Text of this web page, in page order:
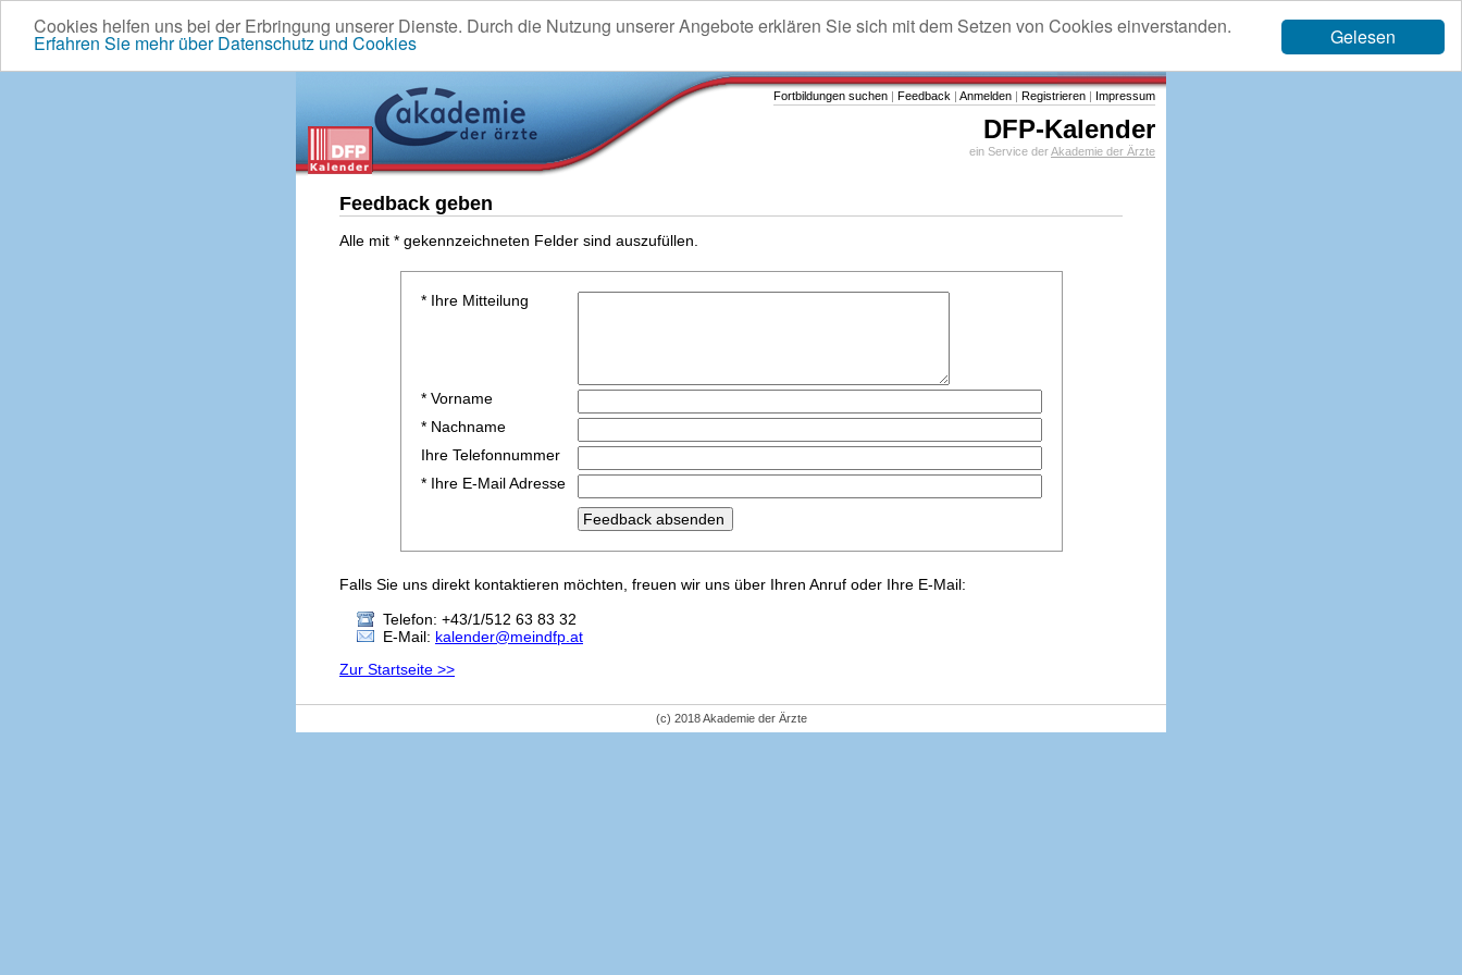
Gelesen
Cookies helfen uns bei der Erbringung unserer Dienste. Durch die Nutzung unserer Angebote erklären Sie sich mit dem Setzen von Cookies einverstanden.
Erfahren Sie mehr über Datenschutz und Cookies
Fortbildungen suchen | Feedback | Anmelden | Registrieren | Impressum
DFP-Kalender
ein Service derAkademie der Ärzte
Feedback geben
Alle mit * gekennzeichneten Felder sind auszufüllen.
* Ihre Mitteilung
* Vorname
* Nachname
Ihre Telefonnummer
* Ihre E-Mail Adresse
Falls Sie uns direkt kontaktieren möchten, freuen wir uns über Ihren Anruf oder Ihre E-Mail:
Telefon: +43/1/512 63 83 32
E-Mail: kalender@meindfp.at
Zur Startseite >>
(c) 2018 Akademie der Ärzte